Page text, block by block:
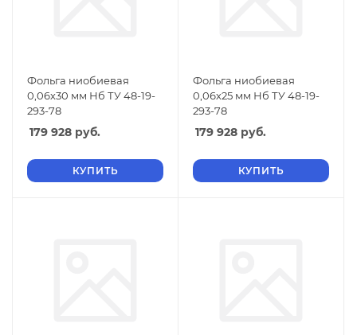
Фольга ниобиевая
0,06х30 мм Нб ТУ 48-19-
293-78
179 928 руб.
КУПИТЬ
Фольга ниобиевая
0,06х25 мм Нб ТУ 48-19-
293-78
179 928 руб.
КУПИТЬ